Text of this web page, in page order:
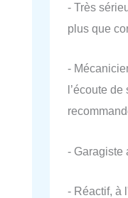
- Très
plus que
-
l’écoute de
- Garagiste
- Réactif, à